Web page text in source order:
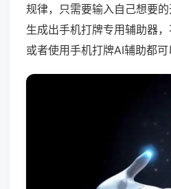
规律，只需要输入自己想要
生成出手机打牌专用辅助器
或者使用手机打牌AI辅助都可